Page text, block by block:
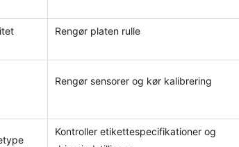
Rengør platen rulle
Rengør sensorer og kør kalibrering
Kontroller etikettespecifikationer og